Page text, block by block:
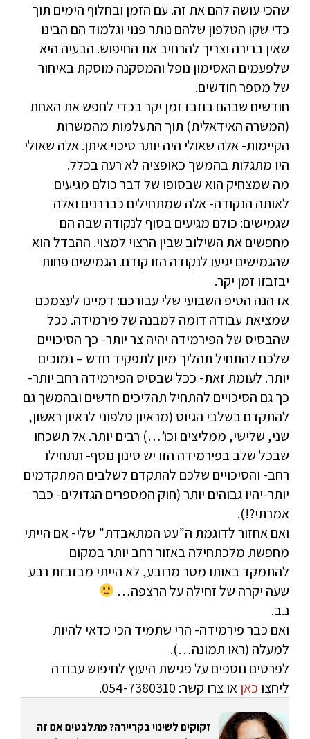
שהכי עושה להם את זה. עם הזמן ובחלוף הימים תוך
כדי שקו הטלפון שלהם נותר פנוי וגלמוד הם הבינו
שאין ברירה וצריך להרחיב את החיפוש. הבעיה היא
שלפעמים האסימון נופל והמסקנה מוסקת באיחור
של מספר חודשים.
חודשים שבהם בוזבז זמן יקר בכדי לחפש את האחת
(המשרה האידאלית) תוך התעלמות מהמשרות
הקיימות- אלה שאולי היה יותר סיכוי איתן. אלה שאולי
היו מתגלות בהמשך כאופציה לא רעה בכלל.
מה שמצחיק הוא שבסופו של דבר כולם מגיעים
לאותה הנקודה- אלה שמתחילים כבררנים ואלה
שגמישים: כולם מגיעים בסוף לנקודה שבה הם
מחפשים את השילוב שבין הרצוי למצוי. ההבדל הוא
שהגמישים יגיעו לנקודה הזו קודם. הגמישים פחות
יבזבזו זמן יקר.
אז הנה הטיפ השבועי שלי עבורכם: דמיינו לעצמכם
שמציאת עבודה דומה למבנה של פירמידה. ככל
שהבסיס של הפירמידה יהיה צר יותר- כך הסיכויים
שלכם להתחיל תהליך מיון לתפקיד חדש – נמוכים
יותר. לעומת זאת- ככל שבסיס הפירמידה רחב יותר-
כך גם הסיכויים להתחיל תהליכים חדשים ובהמשך גם
להתקדם בשלבי הגיוס (מראיון טלפוני לראיון ראשון,
שני, שלישי, ממליצים וכו’…) רבים יותר. אל תשכחו
שבכל שלב בפירמידה הזו יש סינון נוסף- תתחילו
רחב- והסיכויים שלכם להתקדם לשלבים המתקדמים
יותר-יהיו גבוהים יותר (חוק המספרים הגדולים- כבר
אמרתי?!).
ואם אחזור לדוגמת ה”עט המתאבדת” שלי- אם הייתי
מחפשת מלכתחילה באזור רחב יותר במקום
להתמקד באותו מטר מרובע, לא הייתי מבזבזת רבע
שעה יקרה של זחילה על הרצפה…
נ.ב.
ואם כבר פירמידה- הרי שתמיד הכי כדאי להיות
למעלה (ראו תמונה…).
לפרטים נוספים על פגישת היעוץ לחיפוש עבודה
ליחצו כאןאו צרו קשר: 054-7380310.
זקוקים לשינוי בקריירה? מתלבטים אם זה